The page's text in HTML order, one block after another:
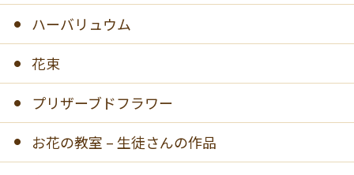
ハーバリュウム
花束
プリザーブドフラワー
お花の教室 – 生徒さんの作品